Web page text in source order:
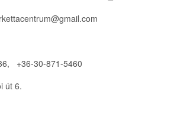
+36-30-871-5460
út 6.